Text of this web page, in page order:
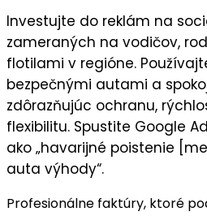
Investujte do reklám na
zameraných na vodičov,
flotilami v regióne.
bezpečnými autami a
zdôrazňujúc ochranu,
flexibilitu. Spustite Google
ako „havarijné poistenie
auta výhody“.
Profesionálne faktúry, ktoré